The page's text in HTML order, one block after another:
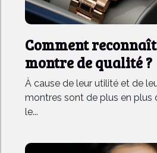
Comment
montre de qualité ?
À cause de leur utilité et de
montres sont de plus en plus
le...